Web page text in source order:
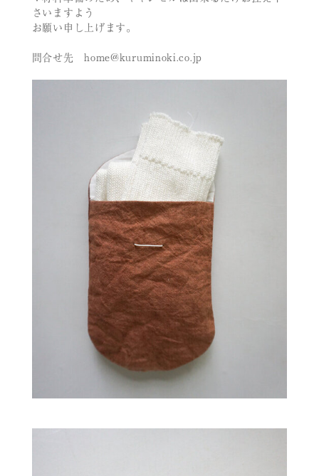
さいますよう
お願い申し上げます。
問合せ先 home@kuruminoki.co.jp